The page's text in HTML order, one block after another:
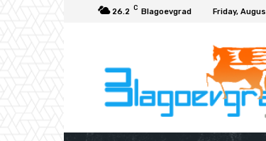
26.2 C Blagoevgrad Friday,